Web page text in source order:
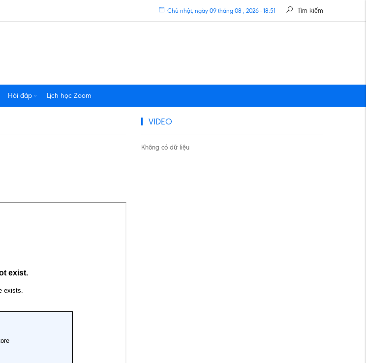
Tìm kiếm
Chủ nhật, ngày 09 tháng 08 , 2026 - 18:51
Hỏi đáp Lịch học Zoom
VIDEO
Không có dữ liệu